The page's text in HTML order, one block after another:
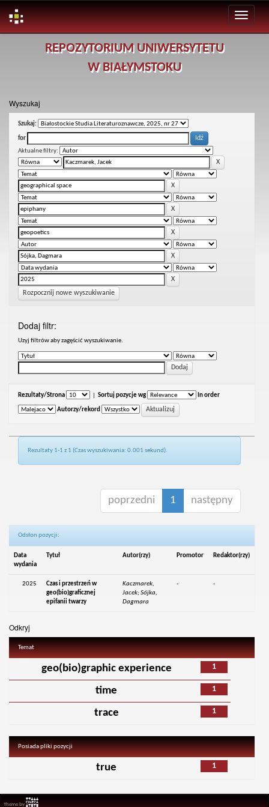
REPOZYTORIUM UNIWERSYTETU
W BIAŁYMSTOKU
Wyszukaj
Szukaj:
for
Aktualne filtry:
Rozpocznij nowe wyszukiwanie
Dodaj filtr:
Uzyj filtrów aby zagęścić wyszukiwanie.
Rezultaty/Strona Sortuj pozycje wg In order
Autorzy/rekord
Rezultaty 1-1 z 1 (Czas wyszukiwania: 0.001 sekund).
poprzedni 1 następny
Odsłon pozycji:
Data
wydania
Tytuł Autor(rzy) Promotor Redaktor(rzy)
2025
Czas i przestrzeń w
geo(bio)graficznej
epifanii twarzy
Kaczmarek,
Jacek; Sójka,
Dagmara
- -
Odkryj
Temat
1
geo(bio)graphic experience
1
time
1
trace
Posiada pliki pozycji
1
true
Theme by